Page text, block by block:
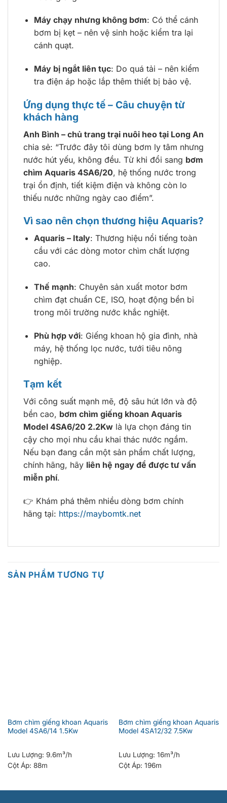
Máy chạy nhưng không bơm: Có thể cánh
bơm bị kẹt – nên vệ sinh hoặc kiểm tra lại
cánh quạt.
Máy bị ngắt liên tục: Do quá tải – nên kiểm
tra điện áp hoặc lắp thêm thiết bị bảo vệ.
Ứng dụng thực tế – Câu chuyện từ
khách hàng
Anh Bình – chủ trang trại nuôi heo tại Long An
chia sẻ: “Trước đây tôi dùng bơm ly tâm nhưng
nước hút yếu, không đều. Từ khi đổi sang bơm
chìm Aquaris 4SA6/20, hệ thống nước trong
trại ổn định, tiết kiệm điện và không còn lo
thiếu nước những ngày cao điểm”.
Vì sao nên chọn thương hiệu Aquaris?
Aquaris – Italy: Thương hiệu nổi tiếng toàn
cầu với các dòng motor chìm chất lượng
cao.
Thế mạnh: Chuyên sản xuất motor bơm
chìm đạt chuẩn CE, ISO, hoạt động bền bỉ
trong môi trường nước khắc nghiệt.
Phù hợp với: Giếng khoan hộ gia đình, nhà
máy, hệ thống lọc nước, tưới tiêu nông
nghiệp.
Tạm kết
Với công suất mạnh mẽ, độ sâu hút lớn và độ
bền cao, bơm chìm giếng khoan Aquaris
Model 4SA6/20 2.2Kw là lựa chọn đáng tin
cậy cho mọi nhu cầu khai thác nước ngầm.
Nếu bạn đang cần một sản phẩm chất lượng,
chính hãng, hãy liên hệ ngay để được tư vấn
miễn phí.
👉 Khám phá thêm nhiều dòng bơm chính
hãng tại: https://maybomtk.net
SẢN PHẨM TƯƠNG TỰ
Bơm chìm giếng khoan Aquaris
Model 4SA6/14 1.5Kw
Lưu Lượng: 9.6m³/h
Cột Áp: 88m
Bơm chìm giếng khoan Aquaris
Model 4SA12/32 7.5Kw
Lưu Lượng: 16m³/h
Cột Áp: 196m